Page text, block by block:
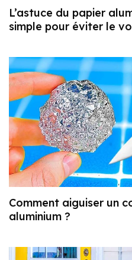
L’astuce du papier
simple pour éviter le
Comment aiguiser un
aluminium ?